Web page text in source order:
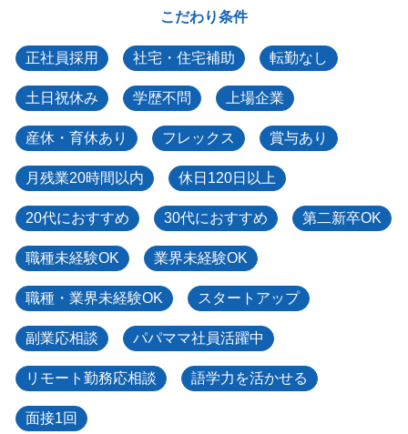
こだわり条件
正社員採用 社宅・住宅補助 転勤なし
土日祝休み 学歴不問 上場企業
産休・育休あり フレックス 賞与あり
月残業20時間以内 休日120日以上
20代におすすめ 30代におすすめ 第二新卒OK
職種未経験OK 業界未経験OK
職種・業界未経験OK スタートアップ
副業応相談 パパママ社員活躍中
リモート勤務応相談 語学力を活かせる
面接1回